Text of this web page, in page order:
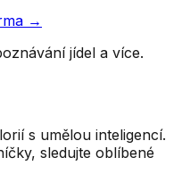
→
jídel a více.
s umělou inteligencí.
sledujte oblíbené